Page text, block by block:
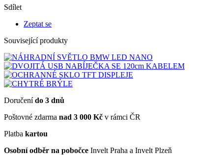
Sdílet
Zeptat se
Související produkty
Doručenído 3 dnů
Poštovné zdarma nad 3 000 Kč v rámci ČR
Platba kartou
Osobní odběr na pobočce Invelt Praha a Invelt Plzeň